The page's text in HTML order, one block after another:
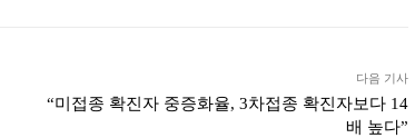
다음 기사
“미접종 확진자 중증화율, 3차접종 확진자보다 14
배 높다”